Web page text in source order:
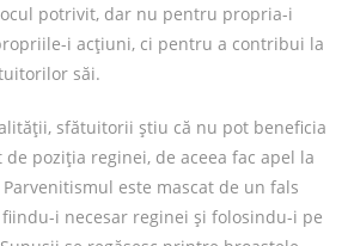
potrivit, dar nu pentru propria-i
i acțiuni, ci pentru a contribui la
săi.
sfătuitorii știu că nu pot beneficia
poziția reginei, de aceea fac apel la
este mascat de un fals
i necesar reginei și folosindu-i pe